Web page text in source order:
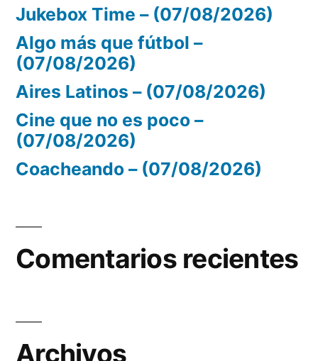
Jukebox Time – (07/08/2026)
Algo más que fútbol –
(07/08/2026)
Aires Latinos – (07/08/2026)
Cine que no es poco –
(07/08/2026)
Coacheando – (07/08/2026)
Comentarios recientes
Archivos